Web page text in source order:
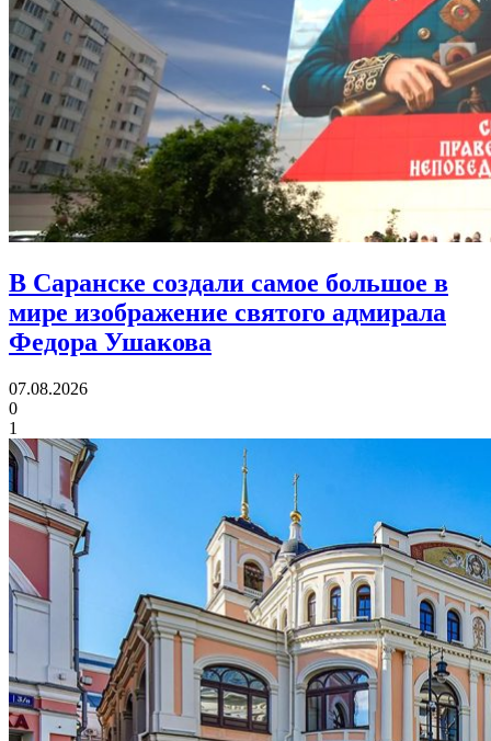
В Саранске создали самое большое в
мире изображение святого адмирала
Федора Ушакова
07.08.2026
0
1